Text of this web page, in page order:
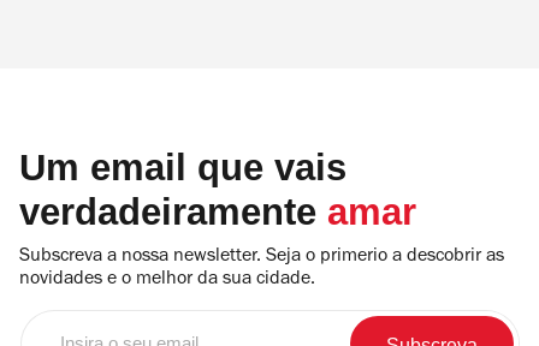
Um email que vais
verdadeiramente amar
Subscreva a nossa newsletter. Seja o primerio a descobrir as
novidades e o melhor da sua cidade.